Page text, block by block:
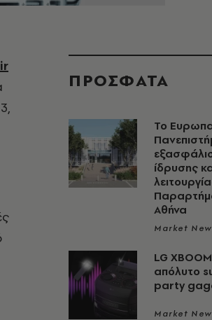
ΠΡΟΣΦΑΤΑ
Το
ίδρυσης
Αθήνα
Market
LG
απόλυτο
party
Market